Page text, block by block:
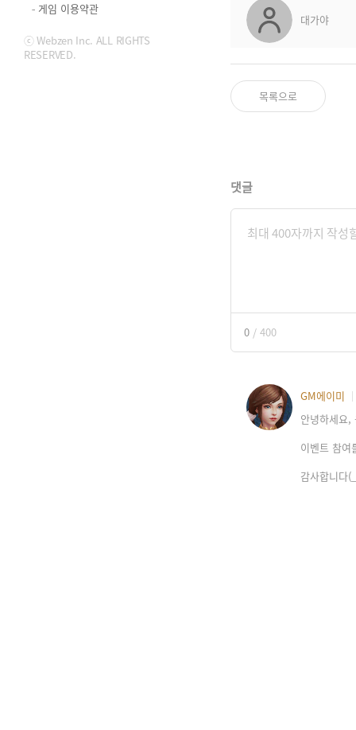
게임 이용약관
ⓒ Webzen Inc. ALL RIGHTS
RESERVED.
대가야
목록으로
댓글
0 / 400
GM에이미
안녕하세요,
이벤트 참여
감사합니다